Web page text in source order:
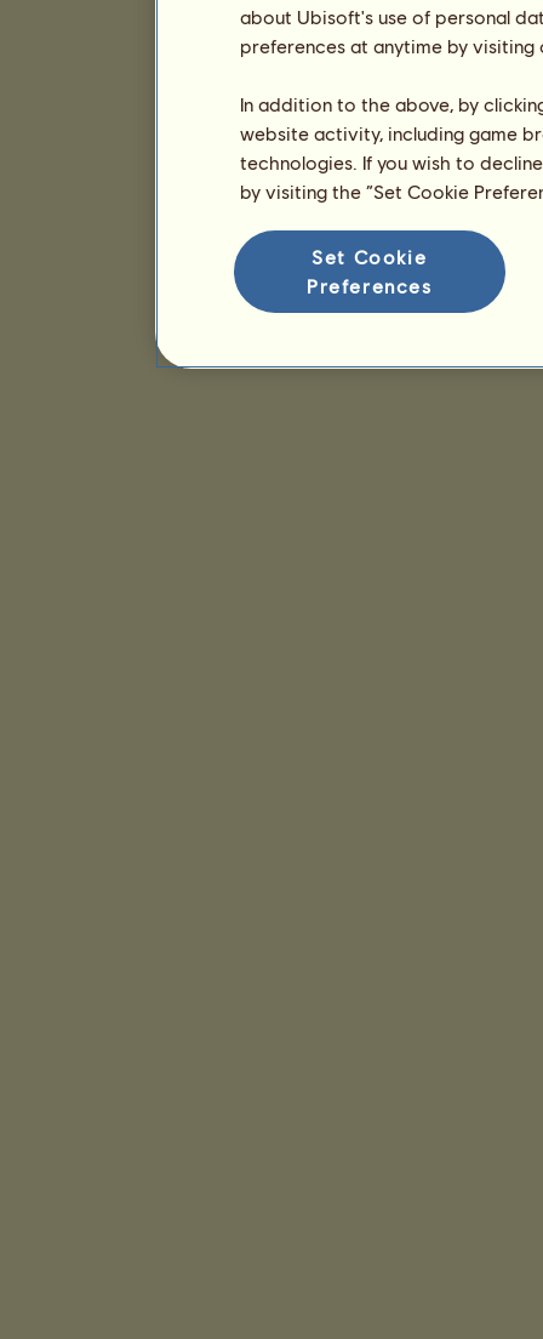
about Ubisoft's use of personal
preferences at anytime by
In addition to the above, by
website activity, including game
technologies. If you wish to
by visiting the “Set Cookie
Set Cookie
Preferences